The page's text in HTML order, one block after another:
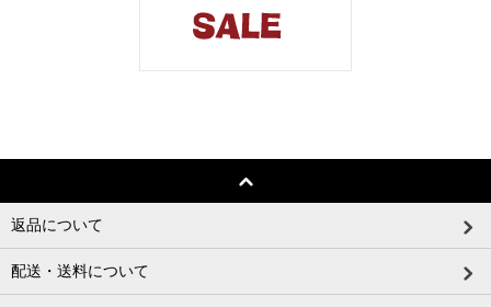
返品について
配送・送料について